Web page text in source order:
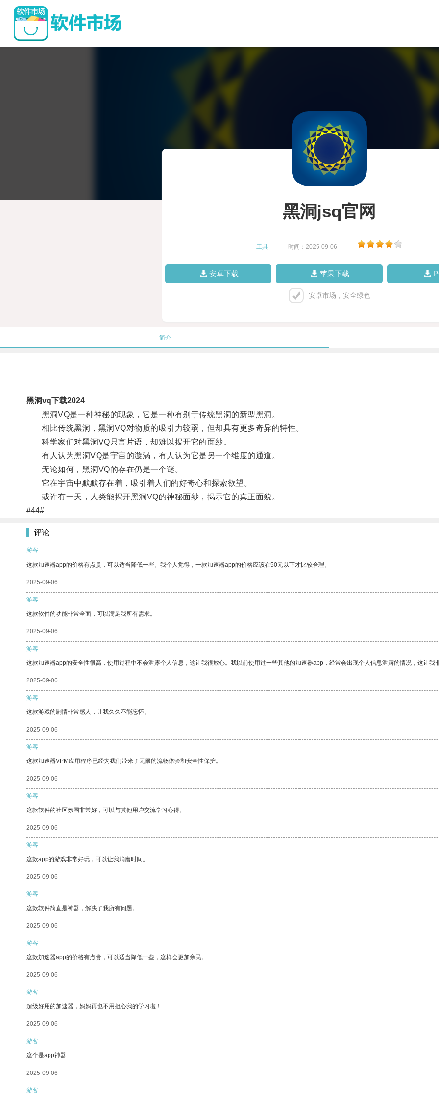
黑洞jsq官网
工具 时间：2025-09-06
安卓下载 苹果下载
安卓市场，安全绿色
简介
黑洞vq下载2024
黑洞VQ是一种神秘的现象，它是一种有别于传统黑洞的新型黑洞。
相比传统黑洞，黑洞VQ对物质的吸引力较弱，但却具有更多奇异的特性。
科学家们对黑洞VQ只言片语，却难以揭开它的面纱。
有人认为黑洞VQ是宇宙的漩涡，有人认为它是另一个维度的通道。
无论如何，黑洞VQ的存在仍是一个谜。
它在宇宙中默默存在着，吸引着人们的好奇心和探索欲望。
或许有一天，人类能揭开黑洞VQ的神秘面纱，揭示它的真正面貌。
#44#
评论
游客
这款加速器app的价格有点贵，可以适当降低一些。我个人觉得，一款加速器app的价格应该在50元以下才比较合理。
2025-09-06
游客
这款软件的功能非常全面，可以满足我所有需求。
2025-09-06
游客
这款加速器app的安全性很高，使用过程中不会泄露个人信息，这让我很放心。我以前使用过一些其他的加速器app，经常会出现个人信息泄露的情况，这让我
2025-09-06
游客
这款游戏的剧情非常感人，让我久久不能忘怀。
2025-09-06
游客
这款加速器VPM应用程序已经为我们带来了无限的流畅体验和安全性保护。
2025-09-06
游客
这款软件的社区氛围非常好，可以与其他用户交流学习心得。
2025-09-06
游客
这款app的游戏非常好玩，可以让我消磨时间。
2025-09-06
游客
这款软件简直是神器，解决了我所有问题。
2025-09-06
游客
这款加速器app的价格有点贵，可以适当降低一些，这样会更加亲民。
2025-09-06
游客
超级好用的加速器，妈妈再也不用担心我的学习啦！
2025-09-06
游客
这个是app神器
2025-09-06
游客